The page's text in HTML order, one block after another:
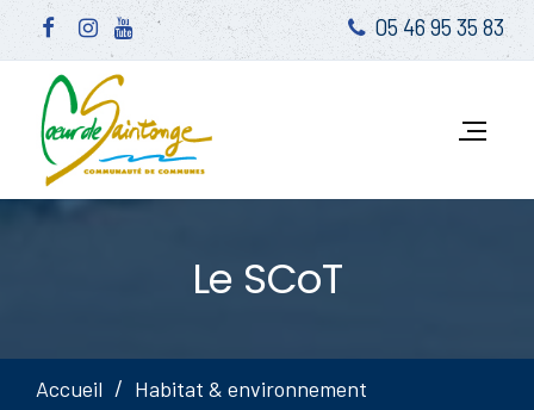
05 46 95 35 83
Le SCoT
Accueil
Habitat & environnement